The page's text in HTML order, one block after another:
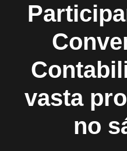
vasta
no